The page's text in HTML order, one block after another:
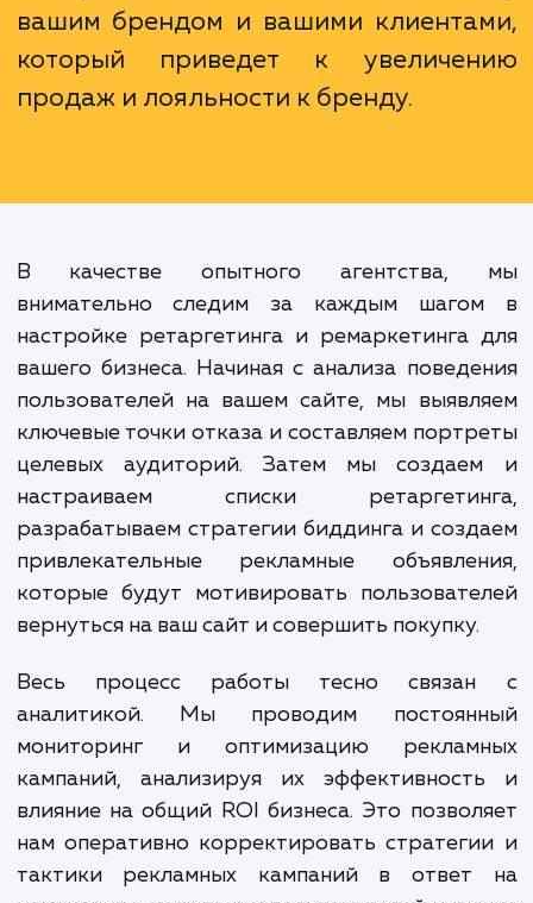
потенциальными клиентами на
языке, предлагать им именно то,
нужно, и делать это в нужный
коммуникационного моста
вашим брендом и вашими
который приведет к
продаж и лояльности к бренду.
В качестве опытного
внимательно следим за каждым
настройке ретаргетинга и ремаркетинга
вашего бизнеса. Начиная с анализа
пользователей на вашем сайте, мы
ключевые точки отказа и составляем
целевых аудиторий. Затем мы
настраиваем списки
разрабатываем стратегии биддинга и